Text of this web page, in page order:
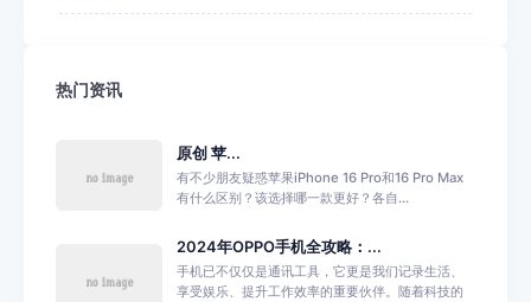
热门资讯
原创 苹...
有不少朋友疑惑苹果iPhone 16 Pro和16 Pro Max
有什么区别？该选择哪一款更好？各自...
2024年OPPO手机全攻略：...
手机已不仅仅是通讯工具，它更是我们记录生活、
享受娱乐、提升工作效率的重要伙伴。随着科技的